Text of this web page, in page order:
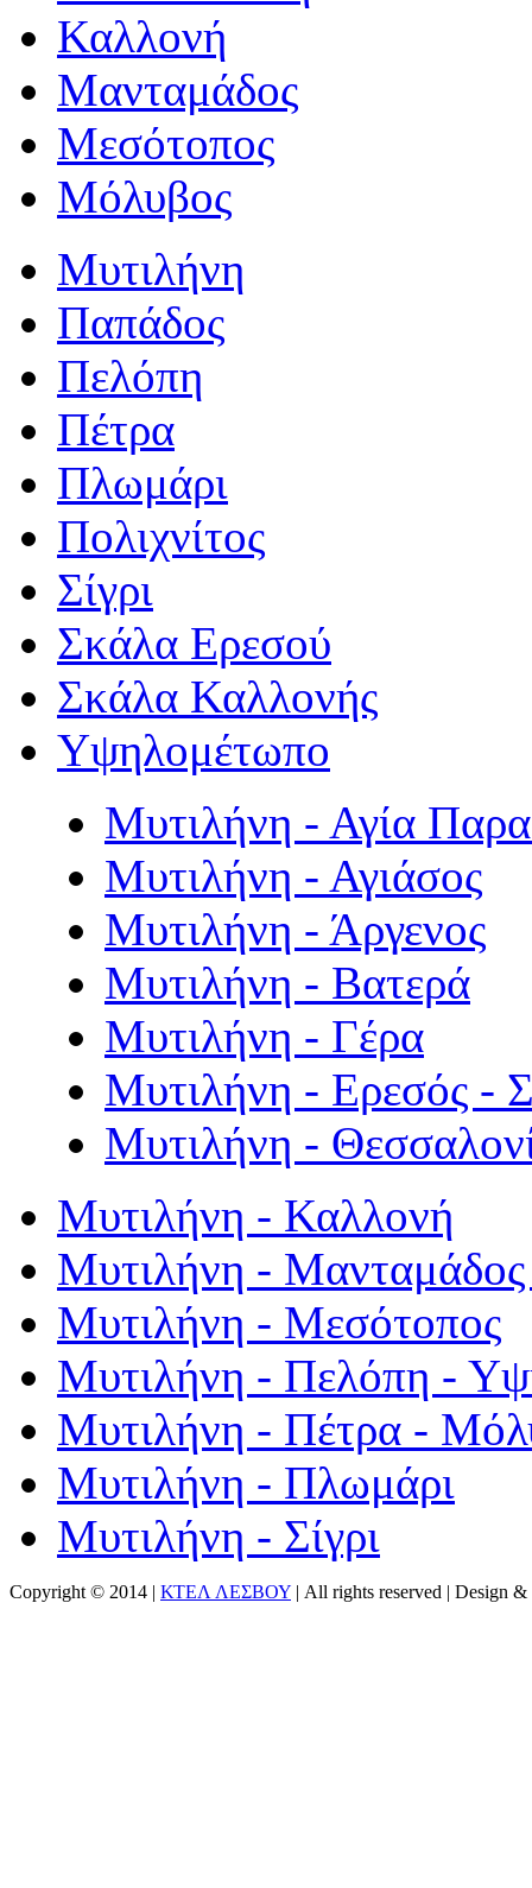
Καλλονή
Μανταμάδος
Μεσότοπος
Μόλυβος
Μυτιλήνη
Παπάδος
Πελόπη
Πέτρα
Πλωμάρι
Πολιχνίτος
Σίγρι
Σκάλα Ερεσού
Σκάλα Καλλονής
Υψηλομέτωπο
Μυτιλήνη - Αγία
Μυτιλήνη - Αγιάσος
Μυτιλήνη - Άργενος
Μυτιλήνη - Βατερά
Μυτιλήνη - Γέρα
Μυτιλήνη - Ερεσός -
Μυτιλήνη -
Μυτιλήνη - Καλλονή
Μυτιλήνη - Μανταμάδος
Μυτιλήνη - Μεσότοπος
Μυτιλήνη - Πελόπη -
Μυτιλήνη - Πέτρα -
Μυτιλήνη - Πλωμάρι
Μυτιλήνη - Σίγρι
Copyright © 2014 | ΚΤΕΛ ΛΕΣΒΟΥ | All rights reserved | Design &